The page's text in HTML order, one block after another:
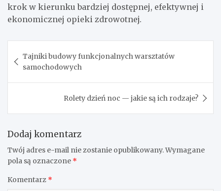
krok w kierunku bardziej dostępnej, efektywnej i
ekonomicznej opieki zdrowotnej.
wpisu
Tajniki budowy funkcjonalnych warsztatów
samochodowych
Rolety dzień noc — jakie są ich rodzaje?
Dodaj komentarz
Twój adres e-mail nie zostanie opublikowany.Wymagane
pola są oznaczone *
Komentarz *